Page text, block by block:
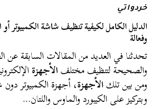
خردواتي
الدليل الكامل لكيفية تنظيف شاشة الكمبيوتر أو
وفعالة
تحدثنا في العديد من المقالات السابقة عن
والصحيحة لتنظيف مختلفالأجهزة
ومن بين تلكالأجهزة، أجهزة الكمبيوتر
وبتركيز على الكيبورد والماوس واللتان…